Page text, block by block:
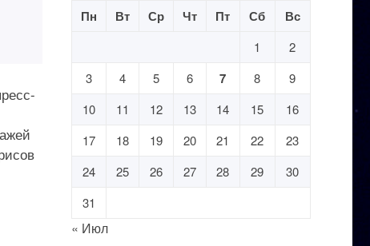
Пн Вт Ср Чт Пт Сб Вс
1
2
3
4 5 6 7 8
9
10
11 12 13 14 15
16
17
18 19 20 21 22
23
24
25 26 27 28 29
30
31
« Июл